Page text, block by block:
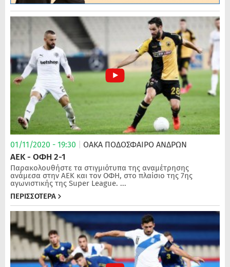
01/11/2020 - 19:30 ΟΑΚΑ ΠΟΔΌΣΦΑΙΡΟ ΑΝΔΡΏΝ
ΑΕΚ - ΟΦΗ 2-1
Παρακολουθήστε τα στιγμιότυπα της αναμέτρησης
ανάμεσα στην ΑΕΚ και τον ΟΦΗ, στο πλαίσιο της 7ης
αγωνιστικής της Super League. ...
ΠΕΡΙΣΣΟΤΕΡΑ